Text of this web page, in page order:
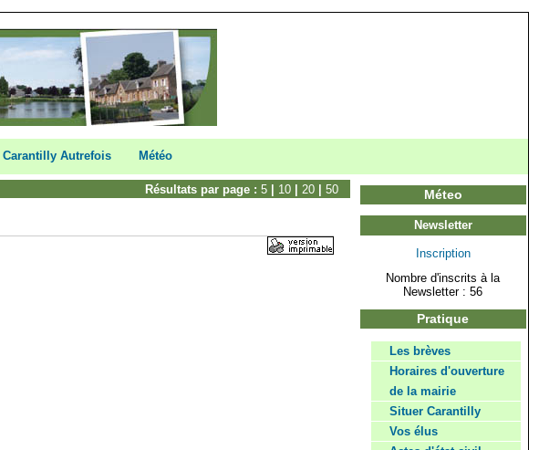
Carantilly Autrefois Météo
Méteo
Newsletter
Inscription
Nombre d'inscrits à la
Newsletter : 56
Pratique
Les brèves
Horaires d'ouverture
de la mairie
Situer Carantilly
Vos élus
Résultats par page :5 | 10 | 20 |50